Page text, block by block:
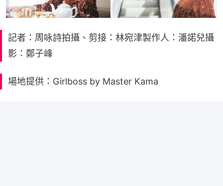
記者：周咏詩拍攝、剪接：林宛津製作人：潘諾兒攝
影：鄭子峰
場地提供：Girlboss by Master Kama